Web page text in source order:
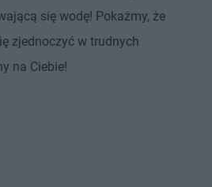
się wodę! Pokażmy, że
zjednoczyć w trudnych
na Ciebie!